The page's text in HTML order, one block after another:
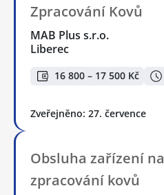
Zpracování Kovů
MAB Plus s.r.o.
Liberec
16 800 – 17 500 Kč
Zveřejněno: 27. července
Obsluha zařízení na
zpracování kovů